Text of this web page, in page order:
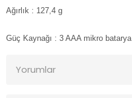
Ağırlık : 127,4 g
Güç Kaynağı : 3 AAA mikro batarya
Yorumlar